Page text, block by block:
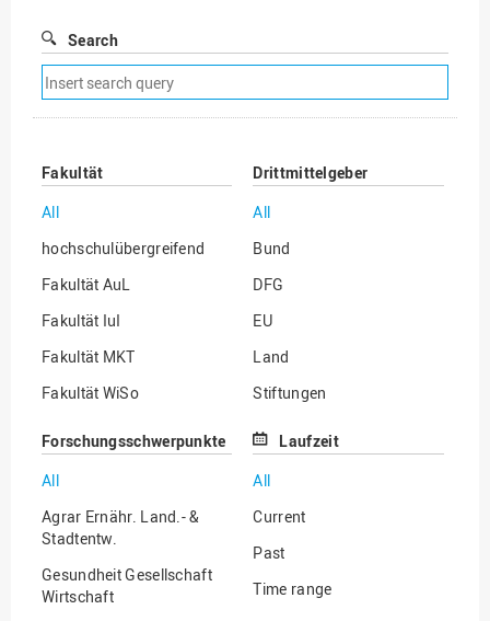
Search
Remove
search
filter
Fakultät
All
hochschulübergreifend
Fakultät AuL
Fakultät IuI
Fakultät MKT
Fakultät WiSo
Drittmittelgeber
All
Bund
DFG
EU
Land
Stiftungen
Sonstige
Forschungsschwerpunkte
All
Agrar Ernähr. Land.- &
Stadtentw.
Gesundheit Gesellschaft
Wirtschaft
Laufzeit
All
Current
Past
Time range